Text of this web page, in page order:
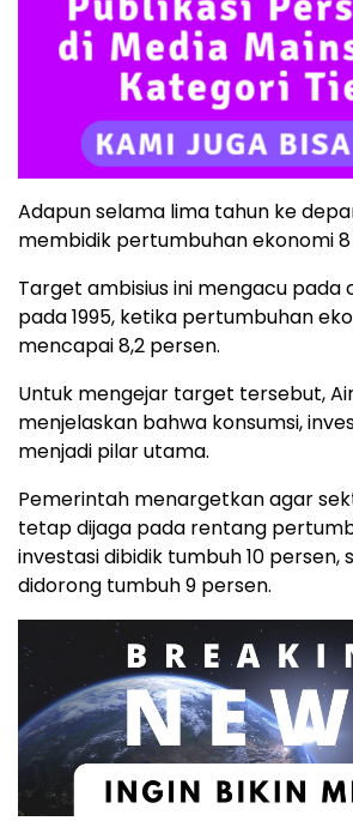
Adapun selama lima tahun ke
membidik pertumbuhan ekonomi
Target ambisius ini mengacu pada
pada 1995, ketika pertumbuhan
mencapai 8,2 persen.
Untuk mengejar target tersebut,
menjelaskan bahwa konsumsi,
menjadi pilar utama.
Pemerintah menargetkan agar
tetap dijaga pada rentang
investasi dibidik tumbuh 10 persen,
didorong tumbuh 9 persen.